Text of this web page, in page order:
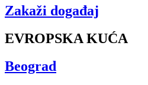
Zakaži događaj
EVROPSKA KUĆA
Beograd